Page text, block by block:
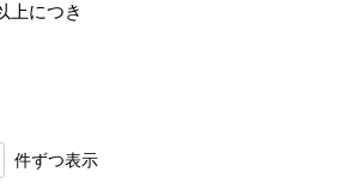
上につき
件ずつ表示